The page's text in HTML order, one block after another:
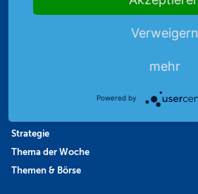
Strategie
Thema der Woche
Themen & Börse
Verweigern
mehr
Powered by